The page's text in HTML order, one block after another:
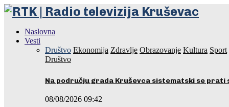
Naslovna
Vesti
Društvo Ekonomija Zdravlje Obrazovanje Kultura Sport
Društvo
Na području grada Kruševca sistematski se
08/08/2026 09:42